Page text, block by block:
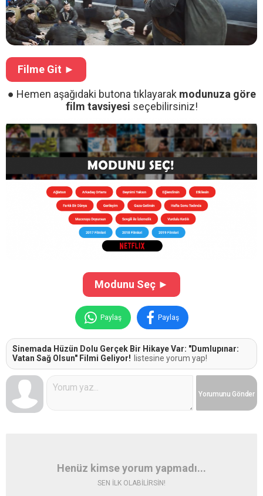
Filme Git ►
● Hemen aşağıdaki butona tıklayarak modunuza göre
film tavsiyesi seçebilirsiniz!
Modunu Seç ►
Paylaş Paylaş
Sinemada Hüzün Dolu Gerçek Bir Hikaye Var: "Dumlupınar:
Vatan Sağ Olsun" Filmi Geliyor! listesine yorum yap!
Yorumunu Gönder
Henüz kimse yorum yapmadı...
SEN İLK OLABİLİRSİN!